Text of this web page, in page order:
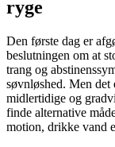
ryge
Den første dag er
beslutningen om at
trang og
søvnløshed. Men det
midlertidige og
finde alternative
motion, drikke vand